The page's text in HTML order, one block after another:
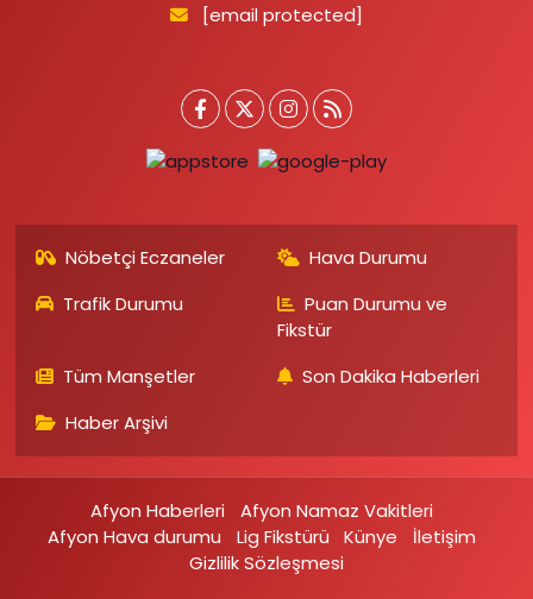
[email protected]
Nöbetçi Eczaneler
Hava Durumu
Trafik Durumu
Puan Durumu ve
Fikstür
Tüm Manşetler
Son Dakika Haberleri
Haber Arşivi
Afyon Haberleri
Afyon Namaz Vakitleri
Afyon Hava durumu
Lig Fikstürü Künye
İletişim
Gizlilik Sözleşmesi